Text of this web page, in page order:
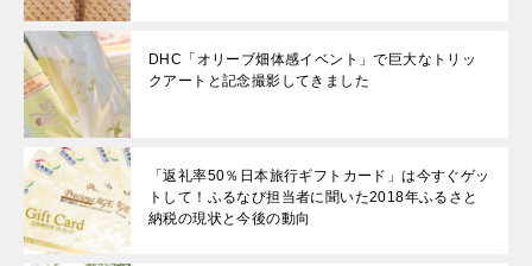
DHC「オリーブ畑体感イベント」で巨大なトリッ
クアートと記念撮影してきました
「返礼率50％日本旅行ギフトカード」は今すぐゲッ
トして！ふるなび担当者に聞いた2018年ふるさと
納税の現状と今後の動向